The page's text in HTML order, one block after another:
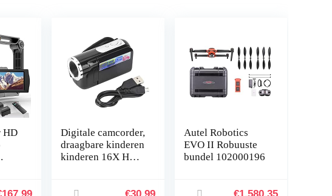
HD
Digitale camcorder,
draagbare kinderen
kinderen 16X HD
camcorder met TFT
Autel Robotics
EVO II Robuuste
bundel 102000196